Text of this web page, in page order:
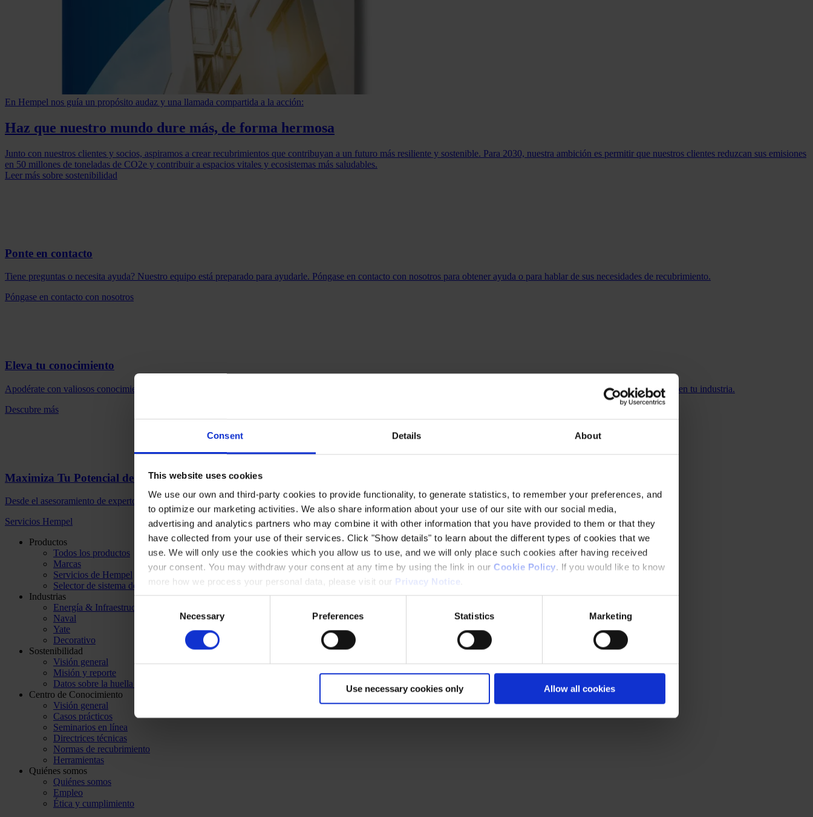
Consent Details About
This website uses cookies
We use our own and third-party cookies to provide functionality, to generate statistics, to remember your preferences, and
to optimize our marketing activities. We also share information about your use of our site with our social media,
advertising and analytics partners who may combine it with other information that you have provided to them or that they
have collected from your use of their services. Click "Show details" to learn about the different types of cookies that we
use. We will only use the cookies which you allow us to use, and we will only place such cookies after having received
your consent. You may withdraw your consent at any time by using the link in our Cookie Policy. If you would like to know
more how we process your personal data, please visit our Privacy Notice
Necessary Preferences Statistics Marketing
Use necessary cookies only Allow all cookies
En Hempel nos guía un propósito audaz y una llamada compartida a la acción:
Haz que nuestro mundo dure más, de forma hermosa
Junto con nuestros clientes y socios, aspiramos a crear recubrimientos que contribuyan a un futuro más resiliente y sostenible. Para 2030, nuestra ambición es permitir que nuestros clientes reduzcan sus emisiones
en 50 millones de toneladas de CO2e y contribuir a espacios vitales y ecosistemas más saludables.
Leer más sobre sostenibilidad
Ponte en contacto
Tiene preguntas o necesita ayuda? Nuestro equipo está preparado para ayudarle. Póngase en contacto con nosotros para obtener ayuda o para hablar de sus necesidades de recubrimiento.
Póngase en contacto con nosotros
Eleva tu conocimiento
Apodérate con valiosos conocimientos y recursos. Elige un seminario web, lee nuestras historias de casos o descubre otros materiales exclusivos para mantenerte a la vanguardia en tu industria.
Descubre más
Maximiza Tu Potencial de Recubrimiento
Desde el asesoramiento de expertos hasta la mejora del rendimiento medioambiental, estamos aquí para optimizar sus procesos de recubrimiento de forma eficaz.
Servicios Hempel
Productos
Todos los productos
Marcas
Servicios de Hempel
Selector de sistema de pintado
Industrias
Energía & Infraestructura
Naval
Yate
Decorativo
Sostenibilidad
Visión general
Misión y reporte
Datos sobre la huella de carbono
Centro de Conocimiento
Visión general
Casos prácticos
Seminarios en línea
Directrices técnicas
Normas de recubrimiento
Herramientas
Quiénes somos
Quiénes somos
Empleo
Ética y cumplimiento